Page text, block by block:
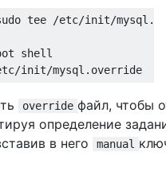
tee /etc/init/
shell
override файл, чтобы
определение
в него
manual